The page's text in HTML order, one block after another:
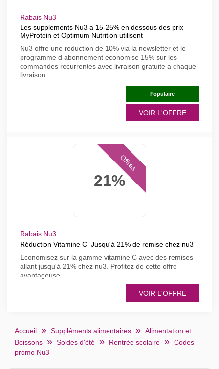
Rabais Nu3
Les supplements Nu3 a 15-25% en dessous des prix
MyProtein et Optimum Nutrition utilisent
Nu3 offre une reduction de 10% via la newsletter et le
programme d abonnement economise 15% sur les
commandes recurrentes avec livraison gratuite a chaque
livraison
Populaire
VOIR L'OFFRE
21%
Offres
Rabais Nu3
Réduction Vitamine C: Jusqu'à 21% de remise chez nu3
Économisez sur la gamme vitamine C avec des remises
allant jusqu'à 21% chez nu3. Profitez de cette offre
avantageuse
VOIR L'OFFRE
Accueil Suppléments alimentaires
Alimentation et
Boissons
Soldes d'été Rentrée scolaire
Codes
promo Nu3